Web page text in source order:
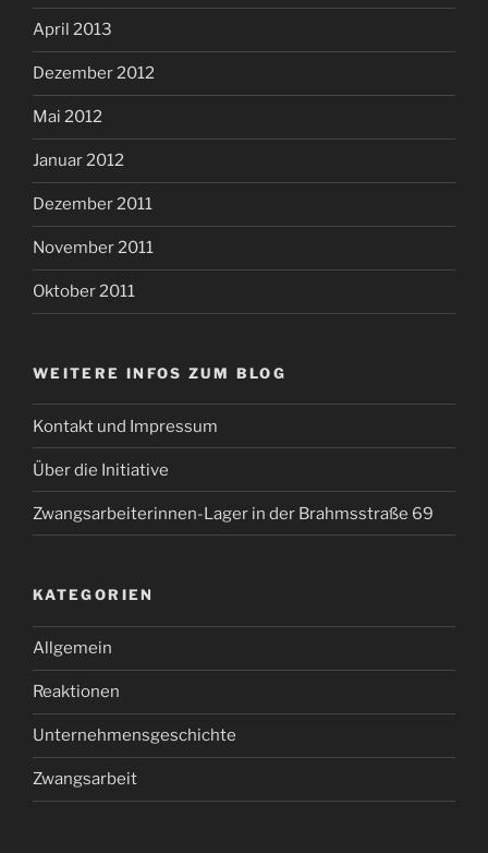
April 2013
Dezember 2012
Mai 2012
Januar 2012
Dezember 2011
November 2011
Oktober 2011
WEITERE INFOS ZUM BLOG
Kontakt und Impressum
Über die Initiative
Zwangsarbeiterinnen-Lager in der Brahmsstraße 69
KATEGORIEN
Allgemein
Reaktionen
Unternehmensgeschichte
Zwangsarbeit